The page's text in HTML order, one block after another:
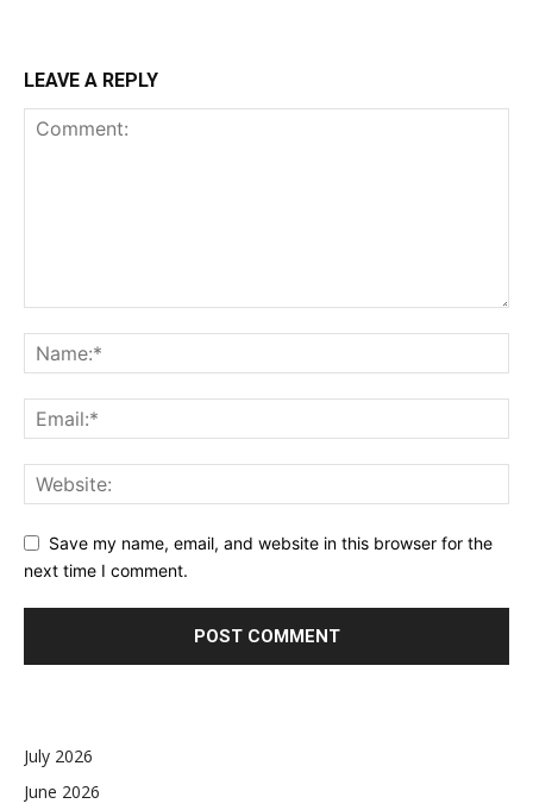
LEAVE A REPLY
Save my name, email, and website in this browser for the
next time I comment.
July 2026
June 2026